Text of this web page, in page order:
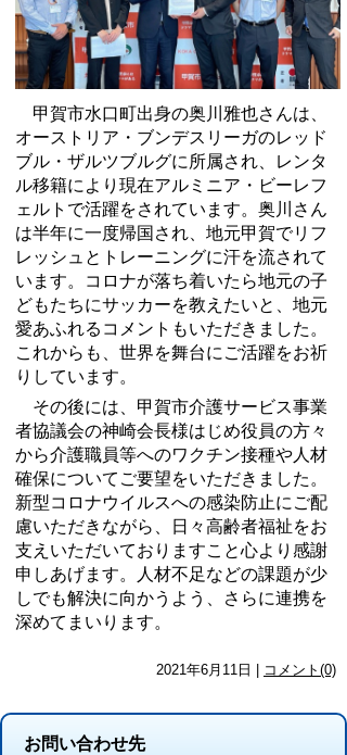
甲賀市水口町出身の奥川雅也さんは、
オーストリア・ブンデスリーガのレッド
ブル・ザルツブルグに所属され、レンタ
ル移籍により現在アルミニア・ビーレフ
ェルトで活躍をされています。奥川さん
は半年に一度帰国され、地元甲賀でリフ
レッシュとトレーニングに汗を流されて
います。コロナが落ち着いたら地元の子
どもたちにサッカーを教えたいと、地元
愛あふれるコメントもいただきました。
これからも、世界を舞台にご活躍をお祈
りしています。
その後には、甲賀市介護サービス事業
者協議会の神崎会長様はじめ役員の方々
から介護職員等へのワクチン接種や人材
確保についてご要望をいただきました。
新型コロナウイルスへの感染防止にご配
慮いただきながら、日々高齢者福祉をお
支えいただいておりますこと心より感謝
申しあげます。人材不足などの課題が少
しでも解決に向かうよう、さらに連携を
深めてまいります。
2021年6月11日 | コメント(0)
お問い合わせ先